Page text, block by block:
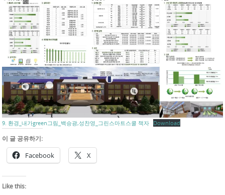
9. 환경_내가green그림_백승광,성찬영_그린스마트스쿨 책자 Download
이 글 공유하기:
Facebook X
Like this: